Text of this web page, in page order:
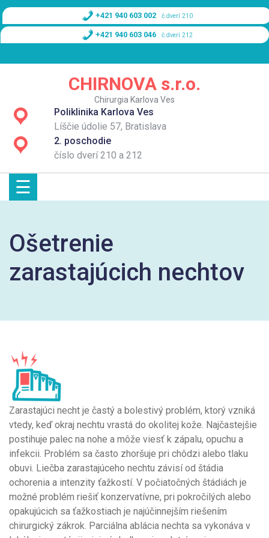
Skip
content
+421 940 603 002 č.dverí 210
+421 940 603 046 č.dverí 212
CHIRNOVA s.r.o.
Chirurgia Karlova Ves
Poliklinika Karlova Ves
Líščie údolie 57, Bratislava
2. poschodie
číslo dverí 210 a 212
Domov
Služby
Cenník
Kontakt
☰
Ošetrenie
zarastajúcich nechtov
Zarastajúci necht je častý a bolestivý problém, ktorý vzniká
vtedy, keď okraj nechtu vrastá do okolitej kože. Najčastejšie
postihuje palec na nohe a môže viesť k zápalu, opuchu a
infekcii. Problém sa často zhoršuje pri chôdzi alebo tlaku
obuvi. Liečba zarastajúceho nechtu závisí od štádia
ochorenia a intenzity ťažkostí. V počiatočných štádiách je
možné problém riešiť konzervatívne, pri pokročilých alebo
opakujúcich sa ťažkostiach je najúčinnejším riešením
chirurgický zákrok. Parciálna ablácia nechta sa vykonáva v